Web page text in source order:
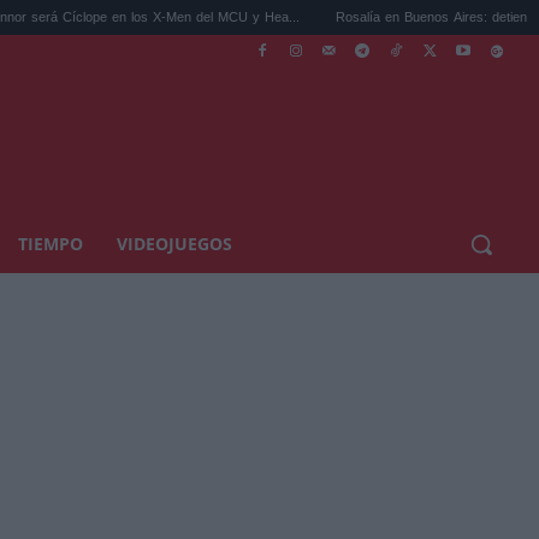
en los X-Men del MCU y Hea... Rosalía en Buenos Aires: detiene el tráfico y se
TIEMPO VIDEOJUEGOS